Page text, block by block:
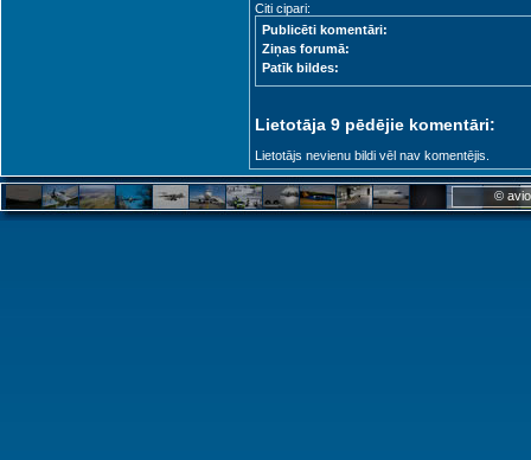
Citi cipari:
Publicēti komentāri:
Ziņas forumā:
Patīk bildes:
Lietotāja 9 pēdējie komentāri:
Lietotājs nevienu bildi vēl nav komentējis.
©